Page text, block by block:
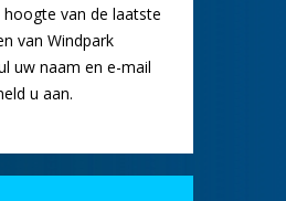
hoogte van de laatste
van Windpark
uw naam en e-mail
u aan.